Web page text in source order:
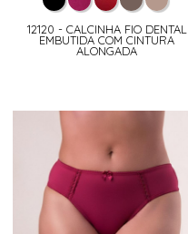
12120 - CALCINHA FIO DENTAL
EMBUTIDA COM CINTURA
ALONGADA